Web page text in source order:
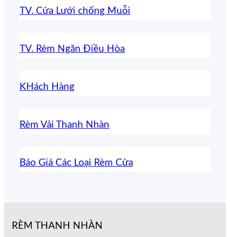
TV. Cửa Lưới chống Muỗi
TV. Rèm Ngăn Điều Hòa
KHách Hàng
Rèm Vải Thanh Nhàn
Báo Giá Các Loại Rèm Cửa
RÈM THANH NHÀN